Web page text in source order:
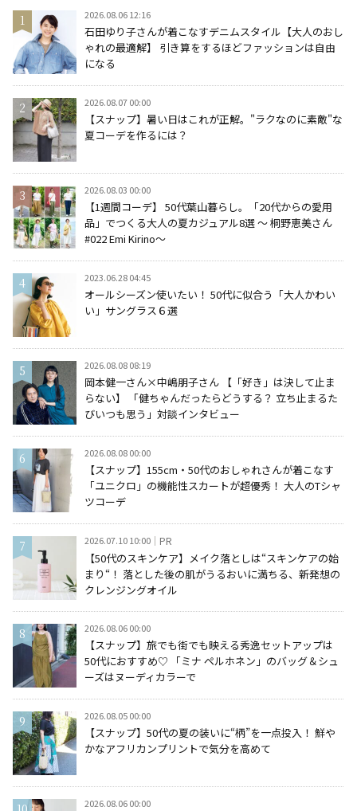
2026.08.06 12:16
石田ゆり子さんが着こなすデニムスタイル【大人のおし
ゃれの最適解】 引き算をするほどファッションは自由
になる
2026.08.07 00:00
【スナップ】暑い日はこれが正解。"ラクなのに素敵"な
夏コーデを作るには？
2026.08.03 00:00
【1週間コーデ】 50代葉山暮らし。「20代からの愛用
品」でつくる大人の夏カジュアル8選 ～ 桐野恵美さん
#022 Emi Kirino～
2023.06.28 04:45
オールシーズン使いたい！ 50代に似合う「大人かわい
い」サングラス６選
2026.08.08 08:19
岡本健一さん×中嶋朋子さん 【「好き」は決して止ま
らない】 「健ちゃんだったらどうする？ 立ち止まるた
びいつも思う」対談インタビュー
2026.08.08 00:00
【スナップ】155cm・50代のおしゃれさんが着こなす
「ユニクロ」の機能性スカートが超優秀！ 大人のTシャ
ツコーデ
2026.07.10 10:00 PR
【50代のスキンケア】メイク落としは“スキンケアの始
まり“！ 落とした後の肌がうるおいに満ちる、新発想の
クレンジングオイル
2026.08.06 00:00
【スナップ】旅でも街でも映える秀逸セットアップは
50代におすすめ♡ 「ミナ ペルホネン」のバッグ＆シュ
ーズはヌーディカラーで
2026.08.05 00:00
【スナップ】50代の夏の装いに“柄”を一点投入！ 鮮や
かなアフリカンプリントで気分を高めて
2026.08.06 00:00